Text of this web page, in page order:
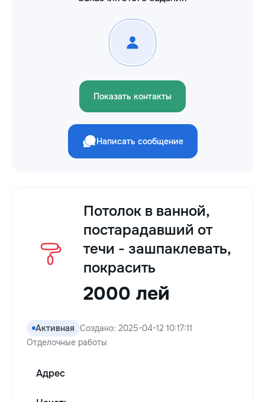
Показать контакты
Написать сообщение
Потолок в ванной,
постарадавший от
течи - зашпаклевать,
покрасить
2000 лей
Активная Создано: 2025-04-12 10:17:11
Отделочные работы
Адрес